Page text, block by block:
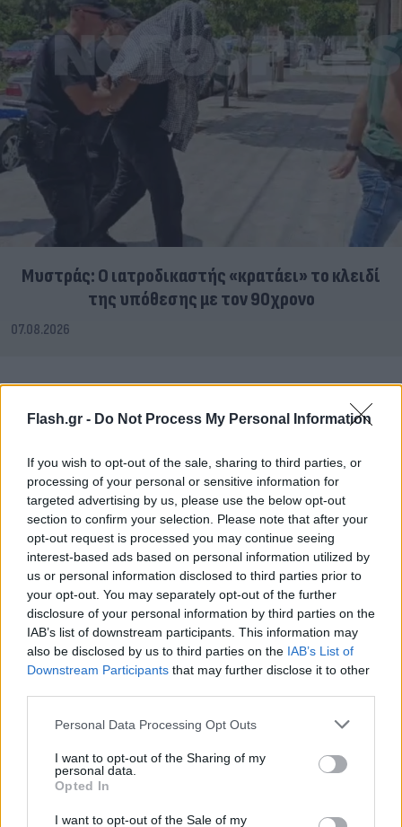
Flash.gr - Do Not Process My Personal Information
If you wish to opt-out of the sale, sharing to third parties, or
processing of your personal or sensitive information for
targeted advertising by us, please use the below opt-out
section to confirm your selection. Please note that after your
opt-out request is processed you may continue seeing
interest-based ads based on personal information utilized by
us or personal information disclosed to third parties prior to
your opt-out. You may separately opt-out of the further
disclosure of your personal information by third parties on the
IAB’s list of downstream participants. This information may
also be disclosed by us to third parties on the IAB’s List of
Downstream Participants that may further disclose it to other
Please note that this website/app uses one or more Google
not limited to your visit or usage behaviour. You may click to
grant or deny consent to Google and its third-party tags to
use your data for below specified purposes in below Google
consent section.
Personal Data Processing Opt Outs
I want to opt-out of the Sharing of my
personal data.
Opted In
I want to opt-out of the Sale of my
Μυστράς: Ο ιατροδικαστής «κρατάει» το κλειδί
της υπόθεσης με τον 90χρονο
07.08.2026
Αδιανόητη καταγγελία για τουρίστα στην Κρήτη:
Έδειχνε ανήλικη και ρωτούσε «πόσο;»